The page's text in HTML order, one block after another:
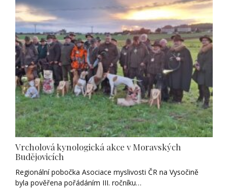
Vrcholová kynologická akce v Moravských
Budějovicích
Regionální pobočka Asociace myslivosti ČR na Vysočině
byla pověřena pořádáním III. ročníku…